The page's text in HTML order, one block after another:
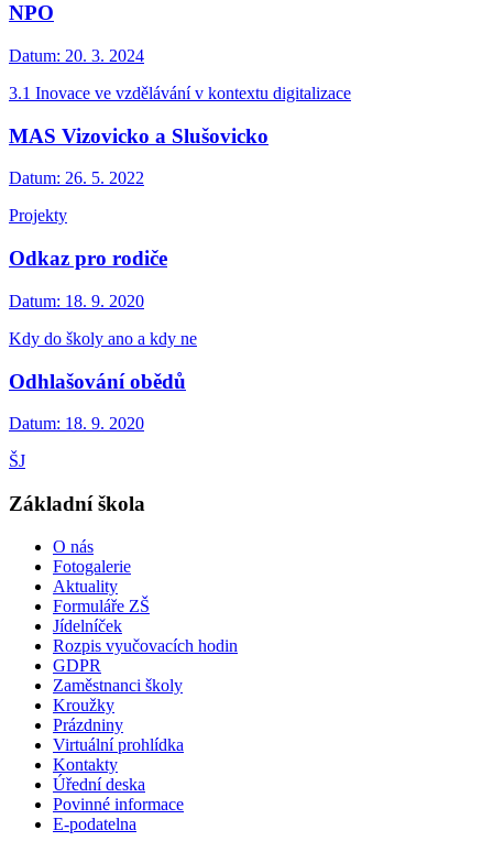
NPO
Datum: 20. 3. 2024
3.1 Inovace ve vzdělávání v kontextu digitalizace
MAS Vizovicko a Slušovicko
Datum: 26. 5. 2022
Projekty
Odkaz pro rodiče
Datum: 18. 9. 2020
Kdy do školy ano a kdy ne
Odhlašování obědů
Datum: 18. 9. 2020
ŠJ
Základní škola
O nás
Fotogalerie
Aktuality
Formuláře ZŠ
Jídelníček
Rozpis vyučovacích hodin
GDPR
Zaměstnanci školy
Kroužky
Prázdniny
Virtuální prohlídka
Kontakty
Úřední deska
Povinné informace
E-podatelna